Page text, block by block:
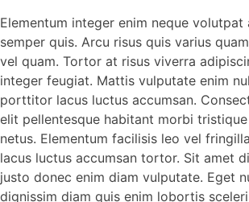
Elementum integer enim neque
semper quis. Arcu risus quis varius
vel quam. Tortor at risus viverra
integer feugiat. Mattis vulputate enim
porttitor lacus luctus accumsan.
elit pellentesque habitant morbi
netus. Elementum facilisis leo vel
lacus luctus accumsan tortor. Sit amet
justo donec enim diam vulputate. Eget
dignissim diam quis enim lobortis